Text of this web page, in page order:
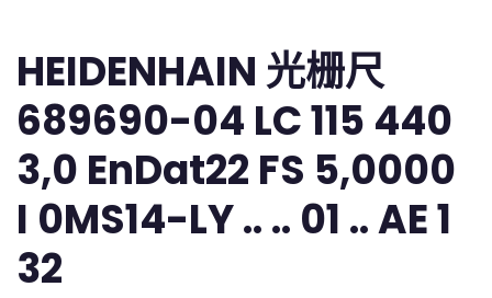
HEIDENHAIN 光栅尺
689690-04 LC 115 440
3,0 EnDat22 FS 5,0000
I 0MS14-LY .. .. 01 .. AE 1
32